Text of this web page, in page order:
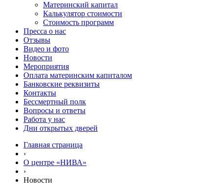
Материнский капитал
Калькулятор стоимости
Стоимость программ
Пресса о нас
Отзывы
Видео и фото
Новости
Мероприятия
Оплата материнским капиталом
Банковские реквизиты
Контакты
Бессмертный полк
Вопросы и ответы
Работа у нас
Дни открытых дверей
Главная страница
›
О центре «НИВА»
›
Новости